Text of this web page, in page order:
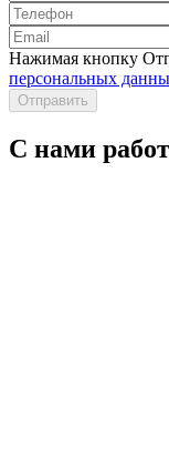
Нажимая кнопку
персональных
Отправить
С нами